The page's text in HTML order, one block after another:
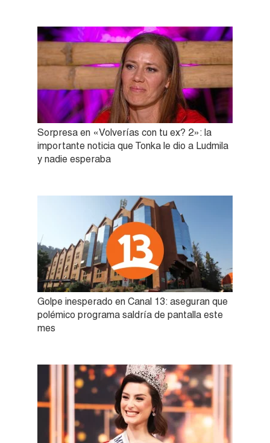
Sorpresa en «Volverías con tu ex? 2»: la
importante noticia que Tonka le dio a Ludmila
y nadie esperaba
Golpe inesperado en Canal 13: aseguran que
polémico programa saldría de pantalla este
mes